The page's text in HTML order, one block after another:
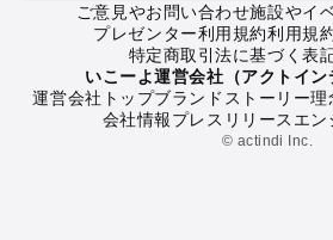
ご意見やお問い合わせ施設やイ
プレゼンター利用規約利用規
特定商取引法に基づく表
いこーよ運営会社（アクトイン
運営会社トップブランドストーリー理
会社情報プレスリリース エン
© actindi Inc.